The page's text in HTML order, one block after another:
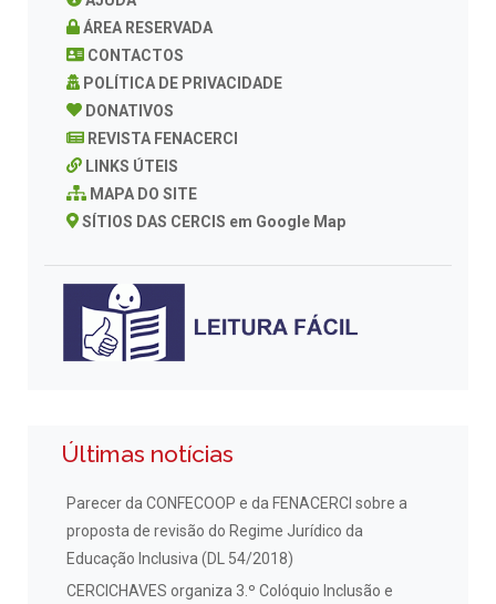
ÁREA RESERVADA
CONTACTOS
POLÍTICA DE PRIVACIDADE
DONATIVOS
REVISTA FENACERCI
LINKS ÚTEIS
MAPA DO SITE
SÍTIOS DAS CERCIS em Google Map
Últimas notícias
Parecer da CONFECOOP e da FENACERCI sobre a
proposta de revisão do Regime Jurídico da
Educação Inclusiva (DL 54/2018)
CERCICHAVES organiza 3.º Colóquio Inclusão e